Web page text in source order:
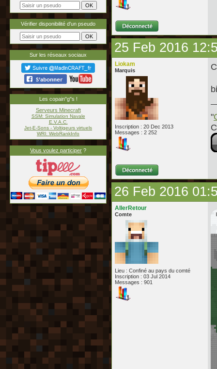
25 Feb 2016
Liokam
Marquis
Inscription : 20 Dec 2013
Messages : 2 252
"
26 Feb 2016
AllerRetour
Comte
Lieu : Confiné au pays du comté
Inscription : 03 Jul 2014
Messages : 901
Vérifier disponibilité d'un pseudo
Sur les réseaux sociaux
Les copain"g"s !
Serveurs Minecraft
SSM: Simulation Navale
E.V.A.C.
Jet-E-Sons - Voltigeurs virtuels
WRI: WebRankInfo
Vous voulez participer ?